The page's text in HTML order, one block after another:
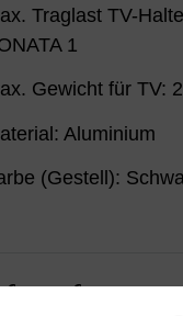
Traglast TV-
1
Gewicht für TV:
Aluminium
(Gestell):